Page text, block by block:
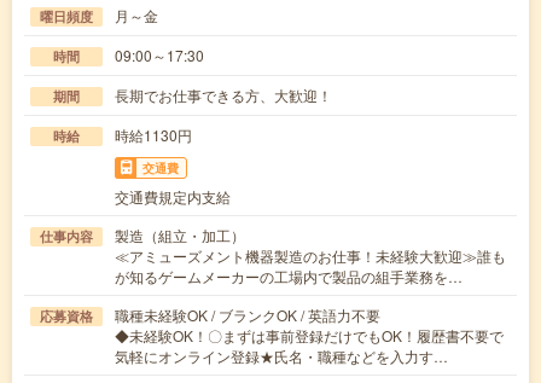
曜日頻度 月～金
時間 09:00～17:30
期間 長期でお仕事できる方、大歓迎！
時給 時給1130円
交通費
交通費規定内支給
仕事内容
製造（組立・加工）
≪アミューズメント機器製造のお仕事！未経験大歓迎≫誰も
が知るゲームメーカーの工場内で製品の組手業務を…
応募資格
職種未経験OK / ブランクOK / 英語力不要
◆未経験OK！〇まずは事前登録だけでもOK！履歴書不要で
気軽にオンライン登録★氏名・職種などを入力す…